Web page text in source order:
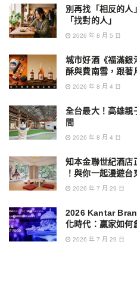
別再找「相反的
「找對的人」
2026 年 8 月 5 日
城市好酒《福滿銀
酥與費南雪，跟著
2026 年 8 月 4 日
全台最大！高雄親
間
2026 年 8 月 4 日
知本金聯世紀酒店
！與你一起漫遊台
2026 年 7 月 29 日
2026 Kantar
化時代：贏家如何
2026 年 7 月 29 日